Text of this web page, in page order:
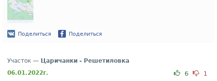
Поделиться Поделиться
Участок — Царичанки - Решетиловка
06.01.2022г.
6 1